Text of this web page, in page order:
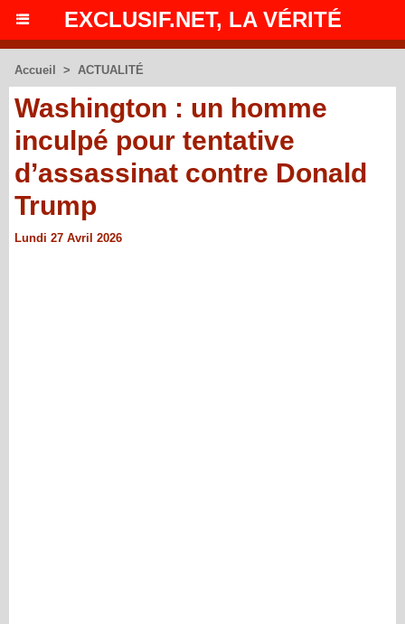
EXCLUSIF.NET, LA VÉRITÉ
Accueil > ACTUALITÉ
Washington : un homme
inculpé pour tentative
d’assassinat contre Donald
Trump
Lundi 27 Avril 2026